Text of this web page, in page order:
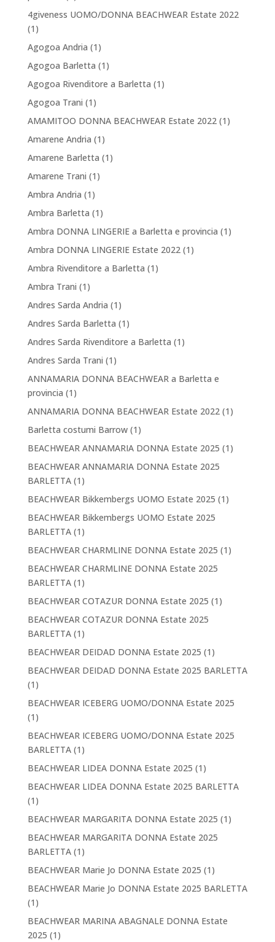
4giveness UOMO/DONNA BEACHWEAR Estate 2022
(1)
Agogoa Andria (1)
Agogoa Barletta (1)
Agogoa Rivenditore a Barletta (1)
Agogoa Trani (1)
AMAMITOO DONNA BEACHWEAR Estate 2022(1)
Amarene Andria (1)
Amarene Barletta (1)
Amarene Trani (1)
Ambra Andria (1)
Ambra Barletta (1)
Ambra DONNA LINGERIE a Barletta e provincia (1)
Ambra DONNA LINGERIE Estate 2022(1)
Ambra Rivenditore a Barletta (1)
Ambra Trani (1)
Andres Sarda Andria (1)
Andres Sarda Barletta (1)
Andres Sarda Rivenditore a Barletta (1)
Andres Sarda Trani (1)
ANNAMARIA DONNA BEACHWEAR a Barletta e
provincia (1)
ANNAMARIA DONNA BEACHWEAR Estate 2022(1)
Barletta costumi Barrow(1)
BEACHWEAR ANNAMARIA DONNA Estate 2025 (1)
BEACHWEAR ANNAMARIA DONNA Estate 2025
BARLETTA(1)
BEACHWEAR Bikkembergs UOMO Estate 2025 (1)
BEACHWEAR Bikkembergs UOMO Estate 2025
BARLETTA(1)
BEACHWEAR CHARMLINE DONNA Estate 2025 (1)
BEACHWEAR CHARMLINE DONNA Estate 2025
BARLETTA(1)
BEACHWEAR COTAZUR DONNA Estate 2025 (1)
BEACHWEAR COTAZUR DONNA Estate 2025
BARLETTA(1)
BEACHWEAR DEIDAD DONNA Estate 2025 (1)
BEACHWEAR DEIDAD DONNA Estate 2025 BARLETTA
(1)
BEACHWEAR ICEBERG UOMO/DONNA Estate 2025
(1)
BEACHWEAR ICEBERG UOMO/DONNA Estate 2025
BARLETTA(1)
BEACHWEAR LIDEA DONNA Estate 2025 (1)
BEACHWEAR LIDEA DONNA Estate 2025 BARLETTA
(1)
BEACHWEAR MARGARITA DONNA Estate 2025 (1)
BEACHWEAR MARGARITA DONNA Estate 2025
BARLETTA(1)
BEACHWEAR Marie Jo DONNA Estate 2025 (1)
BEACHWEAR Marie Jo DONNA Estate 2025 BARLETTA
(1)
BEACHWEAR MARINA ABAGNALE DONNA Estate
2025 (1)